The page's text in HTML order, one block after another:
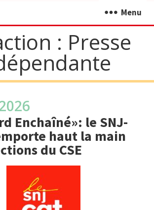
Menu
: Presse
Enchaîné»: le SNJ-
haut la main
du CSE